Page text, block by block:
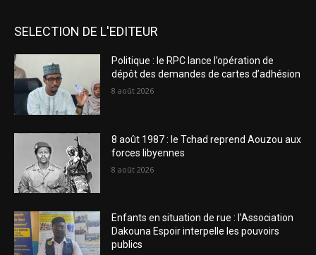
SELECTION DE L'EDITEUR
Politique : le RPC lance l’opération de
dépôt des demandes de cartes d’adhésion
8 août 2026
8 août 1987 : le Tchad reprend Aouzou aux
forces libyennes
8 août 2026
Enfants en situation de rue : l’Association
Dakouna Espoir interpelle les pouvoirs
publics